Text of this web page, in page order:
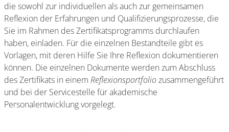
die sowohl zur individuellen als auch zur gemeinsamen
Reflexion der Erfahrungen und Qualifizierungsprozesse, die
Sie im Rahmen des Zertifikatsprogramms durchlaufen
haben, einladen. Für die einzelnen Bestandteile gibt es
Vorlagen, mit deren Hilfe Sie Ihre Reflexion dokumentieren
können. Die einzelnen Dokumente werden zum Abschluss
des Zertifikats in einem Reflexionsportfoliozusammengeführt
und bei der Servicestelle für akademische
Personalentwicklung vorgelegt.